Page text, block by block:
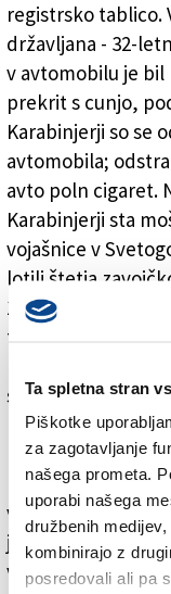
Ta spletna stran
Piškotke
za zagotavljanje
našega prometa.
uporabi našega
družbenih
kombinirajo z
posredovali ali pa
registrsko tablico.
državljana - 32-
v avtomobilu je
prekrit s cunjo,
Karabinjerji so se
avtomobila;
avto poln cigaret.
Karabinjerji sta
vojašnice v
lotili štetja
12.540.
finančne
stražniki so s
katerim so
pes med
Karabinjerji so
vmesne prostore
je bilo v
vozilu so